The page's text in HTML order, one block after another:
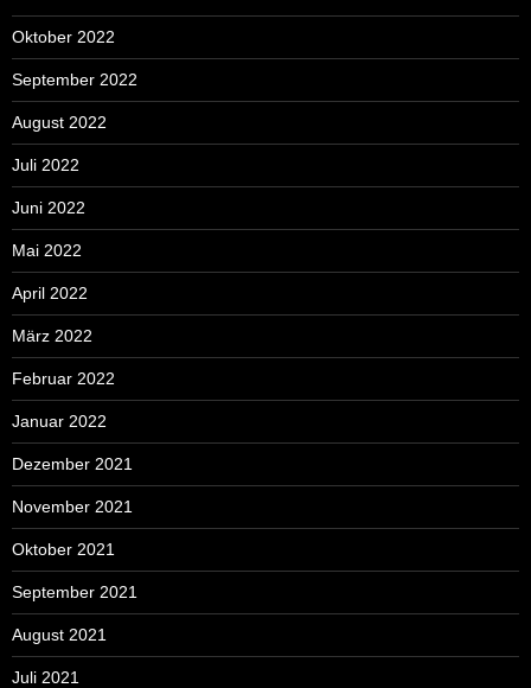
Oktober 2022
September 2022
August 2022
Juli 2022
Juni 2022
Mai 2022
April 2022
März 2022
Februar 2022
Januar 2022
Dezember 2021
November 2021
Oktober 2021
September 2021
August 2021
Juli 2021